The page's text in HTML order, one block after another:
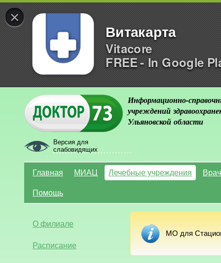
×
Витакарта
Vitacore
FREE - In Google
Версия для
слабовидящих
Информационно-
учреждений
Ульяновской области
Главная МИАЦ Лечебные учреждения
Помощь
О филиале
Расписание
МО для